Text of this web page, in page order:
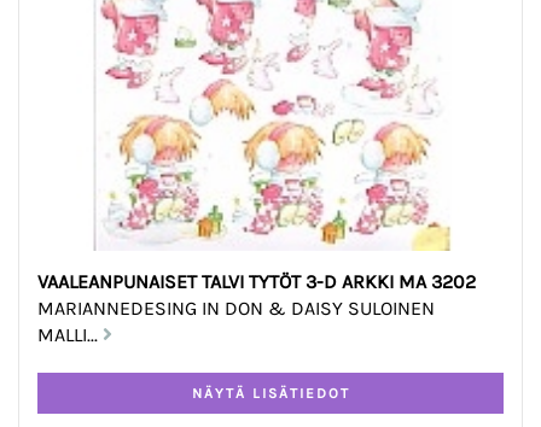
VAALEANPUNAISET TALVI TYTÖT 3-D ARKKI MA 3202
MARIANNEDESING IN DON & DAISY SULOINEN
MALLI...